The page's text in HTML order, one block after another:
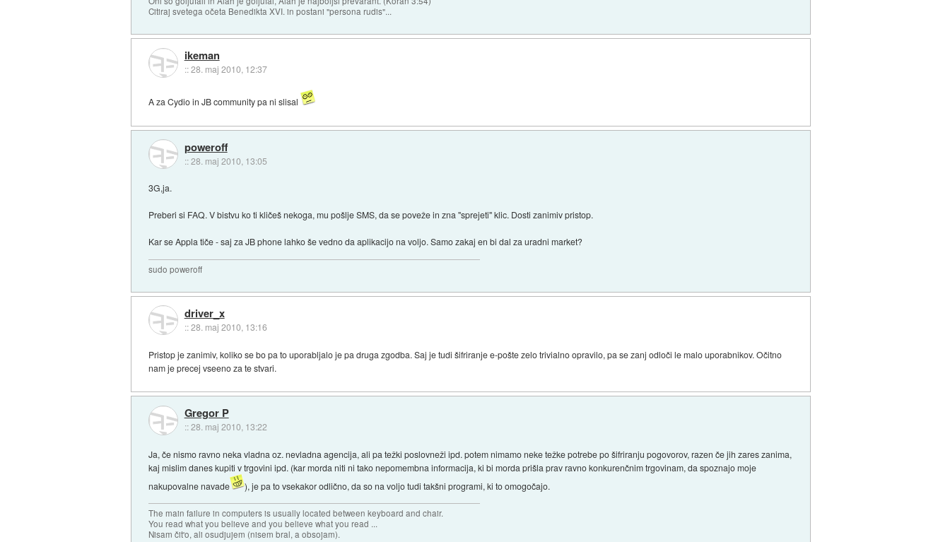
Citiraj svetega očeta Benedikta XVI. in postani "persona rudis"...
ikeman
::28. maj 2010, 12:37
A za Cydio in JB community pa ni slisal
poweroff
::28. maj 2010, 13:05
3G,ja.
Preberi si FAQ. V bistvu ko ti kličeš nekoga, mu pošlje SMS, da se poveže in zna "sprejeti" klic. Dosti zanimiv pristop.
Kar se Appla tiče - saj za JB phone lahko še vedno da aplikacijo na voljo. Samo zakaj en bi dal za uradni market?
sudo poweroff
driver_x
::28. maj 2010, 13:16
Pristop je zanimiv, koliko se bo pa to uporabljalo je pa druga zgodba. Saj je tudi šifriranje e-pošte zelo trivialno opravilo, pa se zanj odloči le malo uporabnikov. Očitno
nam je precej vseeno za te stvari.
Gregor P
::28. maj 2010, 13:22
Ja, če nismo ravno neka vladna oz. nevladna agencija, ali pa težki poslovneži ipd. potem nimamo neke težke potrebe po šifriranju pogovorov, razen če jih zares zanima,
kaj mislim danes kupiti v trgovini ipd. (kar morda niti ni tako nepomembna informacija, ki bi morda prišla prav ravno konkurenčnim trgovinam, da spoznajo moje
nakupovalne navade
), je pa to vsekakor odlično, da so na voljo tudi takšni programi, ki to omogočajo.
The main failure in computers is usually located between keyboard and chair.
You read what you believe and you believe what you read ...
Nisam čit'o, ali osudjujem (nisem bral, a obsojam).